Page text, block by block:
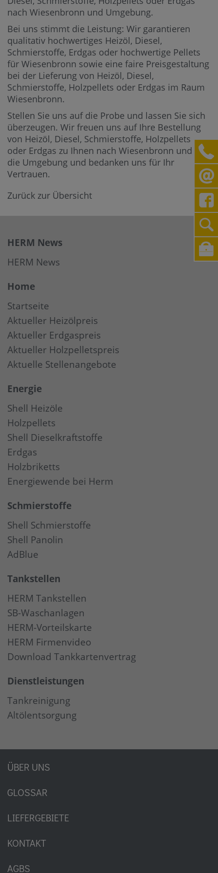
nach Wiesenbronn und Umgebung.
Bei uns stimmt die Leistung: Wir garantieren
qualitativ hochwertiges Heizöl, Diesel,
Schmierstoffe, Erdgas oder hochwertige Pellets
für Wiesenbronn sowie eine faire Preisgestaltung
bei der Lieferung von Heizöl, Diesel,
Schmierstoffe, Holzpellets oder Erdgas im Raum
Wiesenbronn.
Stellen Sie uns auf die Probe und lassen Sie sich
überzeugen. Wir freuen uns auf Ihre Bestellung
von Heizöl, Diesel, Schmierstoffe, Holzpellets
oder Erdgas zu Ihnen nach Wiesenbronn und in
die Umgebung und bedanken uns für Ihr
Vertrauen.
Zurück zur Übersicht
HERM News
HERM News
Home
Startseite
Aktueller Heizölpreis
Aktueller Erdgaspreis
Aktueller Holzpelletspreis
Aktuelle Stellenangebote
Energie
Shell Heizöle
Holzpellets
Shell Dieselkraftstoffe
Erdgas
Holzbriketts
Energiewende bei Herm
Schmierstoffe
Shell Schmierstoffe
Shell Panolin
AdBlue
Tankstellen
HERM Tankstellen
SB-Waschanlagen
HERM-Vorteilskarte
HERM Firmenvideo
Download Tankkartenvertrag
Dienstleistungen
Tankreinigung
Altölentsorgung
ÜBER UNS
GLOSSAR
LIEFERGEBIETE
KONTAKT
AGBS